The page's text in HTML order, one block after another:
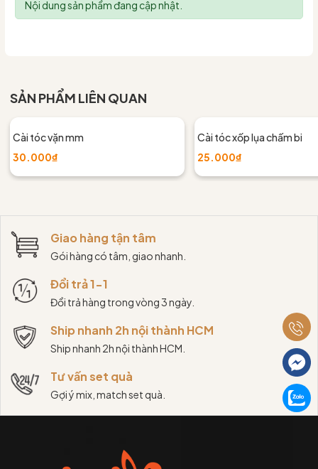
Nội dung sản phẩm đang cập nhật.
SẢN PHẨM LIÊN QUAN
Cài tóc vặn mm
30.000₫
Cài tóc xốp lụa chấm bi
25.000₫
Giao hàng tận tâm
Gói hàng có tâm, giao nhanh.
Đổi trả 1-1
Đổi trả hàng trong vòng 3 ngày.
Ship nhanh 2h nội thành HCM
Ship nhanh 2h nội thành HCM.
Tư vấn set quà
Gợi ý mix, match set quà.